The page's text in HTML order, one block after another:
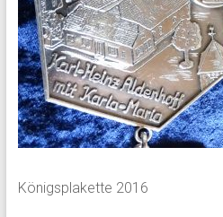
Königsplakette 2016